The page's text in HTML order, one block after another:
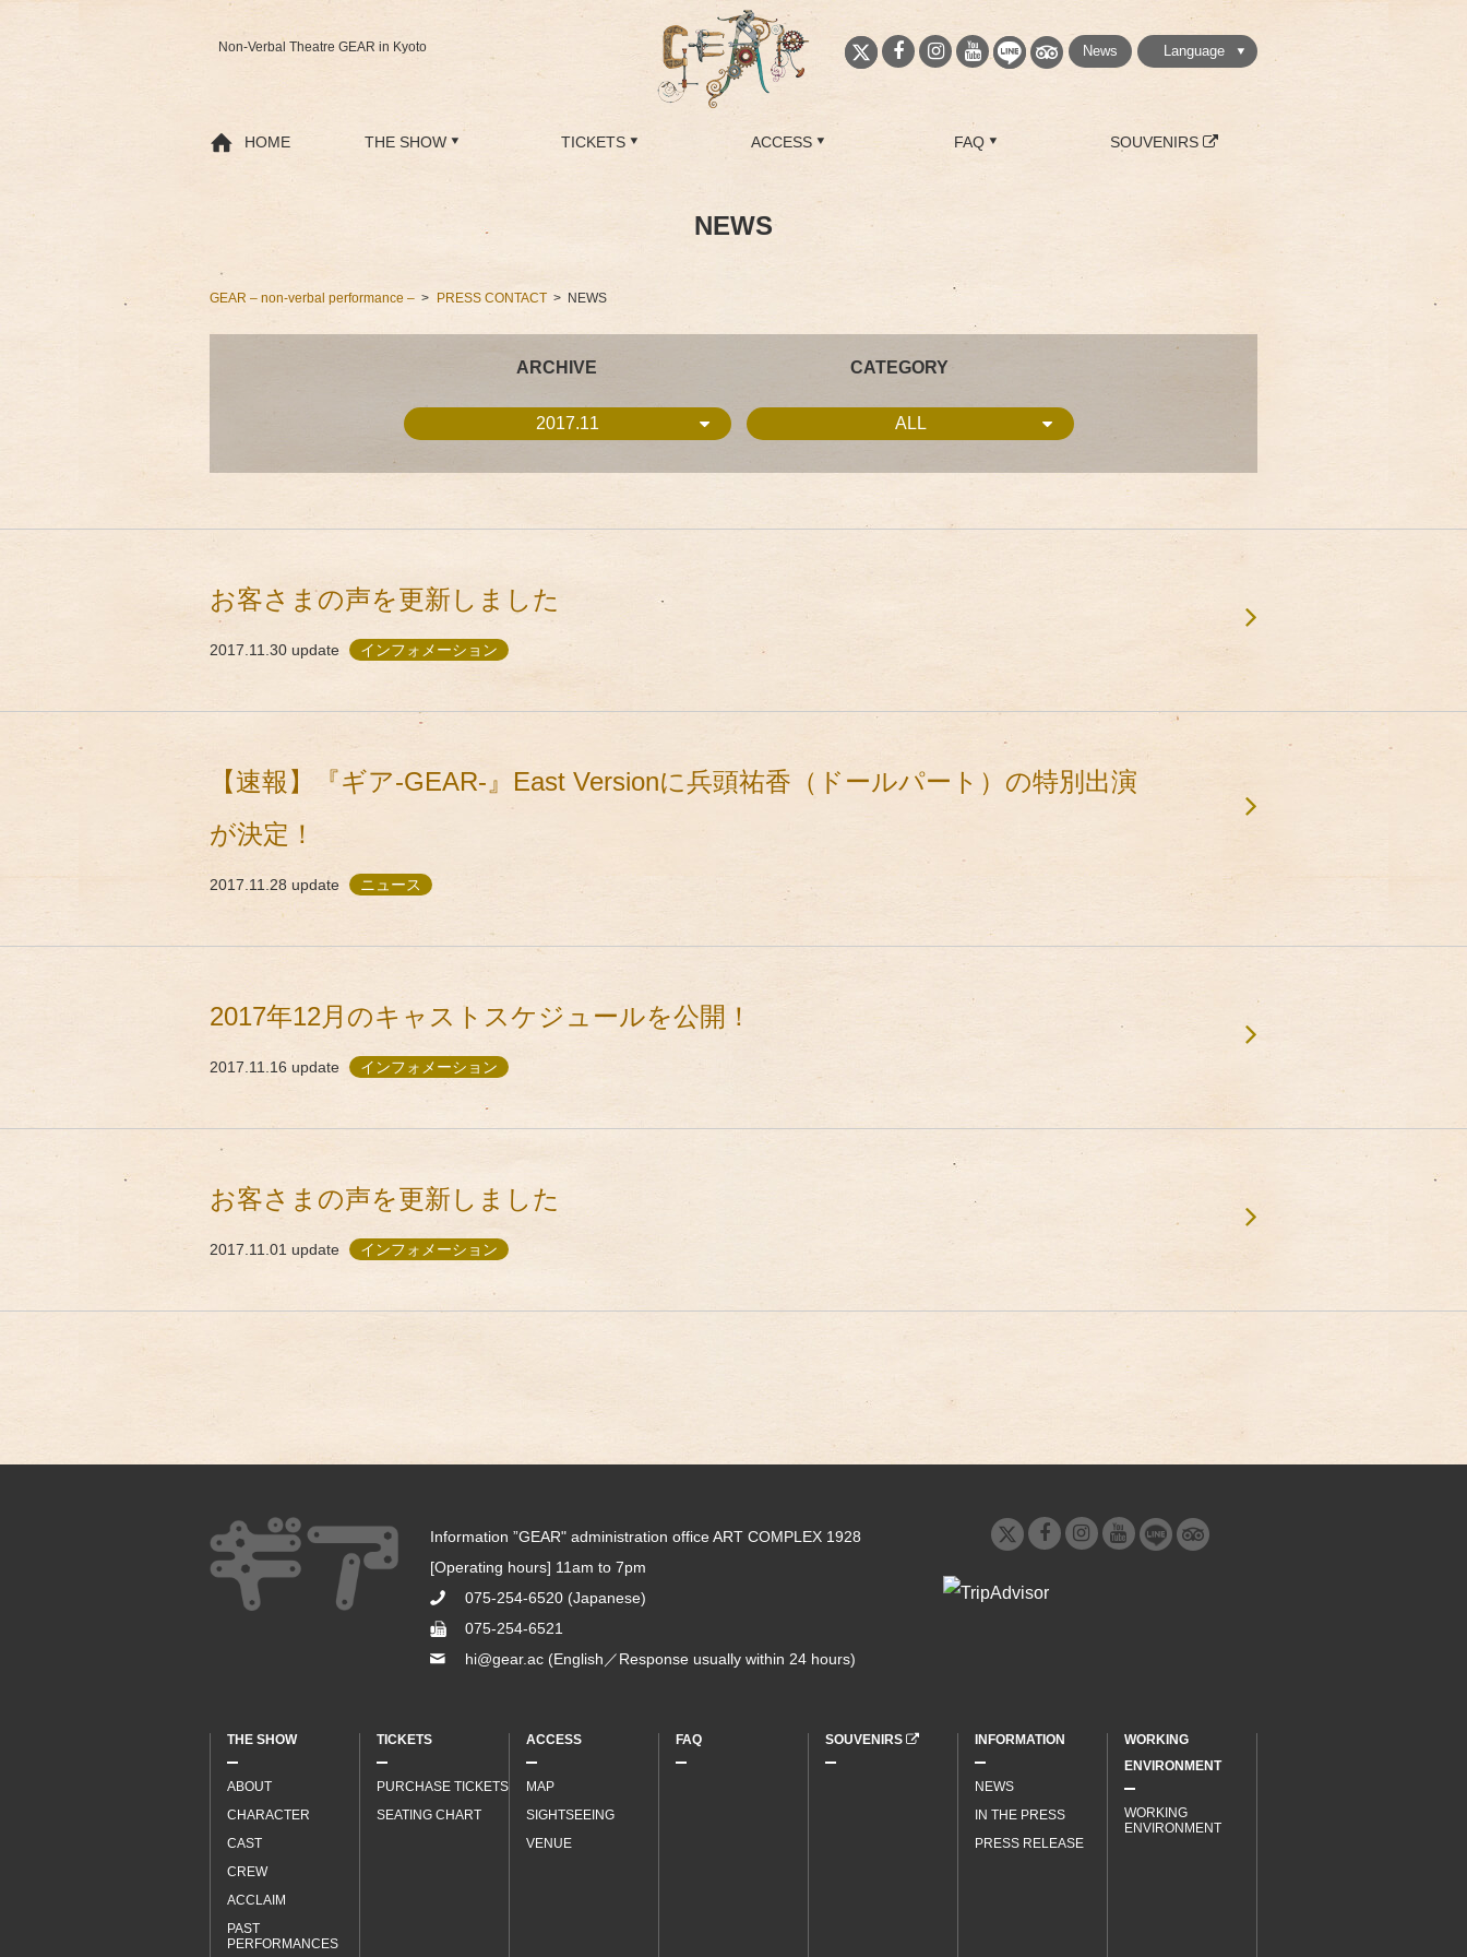
Non-Verbal Theatre GEAR in Kyoto News
Language
HOME THE SHOW TICKETS ACCESS FAQ SOUVENIRS
NEWS
GEAR – non-verbal performance – PRESS CONTACT NEWS
ARCHIVE
2017.11
CATEGORY
ALL
お客さまの声を更新しました
2017.11.30 update インフォメーション
【速報】『ギア-GEAR-』East Versionに兵頭祐香（ドールパート）の特別出演
が決定！
2017.11.28 update ニュース
2017年12月のキャストスケジュールを公開！
2017.11.16 update インフォメーション
お客さまの声を更新しました
2017.11.01 update インフォメーション
Information ”GEAR" administration office ART COMPLEX 1928
[Operating hours] 11am to 7pm
075-254-6520 (Japanese)
075-254-6521
hi@gear.ac (English／Response usually within 24 hours)
THE SHOW
ABOUT
CHARACTER
CAST
CREW
ACCLAIM
PAST
PERFORMANCES
TICKETS
PURCHASE TICKETS
SEATING CHART
ACCESS
MAP
SIGHTSEEING
VENUE
FAQ SOUVENIRS INFORMATION
NEWS
IN THE PRESS
PRESS RELEASE
WORKING
ENVIRONMENT
WORKING
ENVIRONMENT